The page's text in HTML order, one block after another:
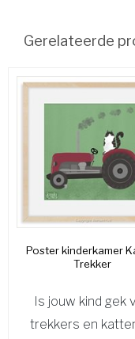
Gerelateerde
Poster kinderkamer
Trekker
Is jouw kind gek
trekkers en